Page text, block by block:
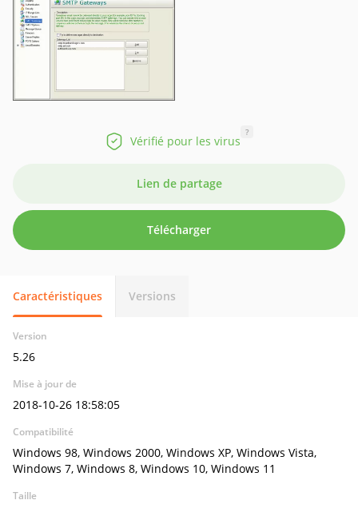
Vérifié pour les virus
?
Lien de partage
Télécharger
Caractéristiques Versions
Version
5.26
Mise à jour de
2018-10-26 18:58:05
Compatibilité
Windows 98, Windows 2000, Windows XP, Windows Vista,
Windows 7, Windows 8, Windows 10, Windows 11
Taille